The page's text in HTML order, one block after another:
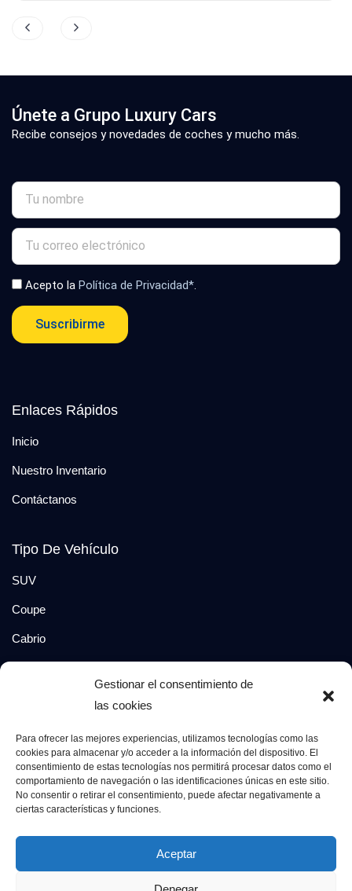
Gestionar el consentimiento de
las cookies
Para ofrecer las mejores experiencias, utilizamos tecnologías como las
cookies para almacenar y/o acceder a la información del dispositivo. El
consentimiento de estas tecnologías nos permitirá procesar datos como el
comportamiento de navegación o las identificaciones únicas en este sitio.
No consentir o retirar el consentimiento, puede afectar negativamente a
ciertas características y funciones.
Aceptar
Únete a Grupo Luxury Cars
Recibe consejos y novedades de coches y mucho más.
Acepto la Política de Privacidad*
Suscribirme
Enlaces Rápidos
Inicio
Nuestro Inventario
Contáctanos
Tipo De Vehículo
SUV
Coupe
Cabrio
Síguenos en:
© 2026 Grupo Luxury Cars. Todos los derechos